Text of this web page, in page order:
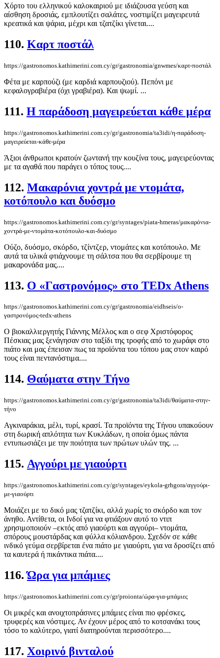
Χόρτο του ελληνικού καλοκαιριού με ιδιάζουσα γεύση και
αίσθηση δροσιάς, εμπλουτίζει σαλάτες, νοστιμίζει μαγειρευτά
κρεατικά και ψάρια, μέχρι και τζατζίκι γίνεται....
110. Καρτ ποστάλ
https://gastronomos.kathimerini.com.cy/gr/gastronomia/gnwmes/καρτ-ποστάλ
Φέτα με καρπούζι (με καρδιά καρπουζιού). Πεπόνι με
κεφαλογραβιέρα (όχι γραβιέρα). Και ψωμί. ...
111. Η παράδοση μαγειρεύεται κάθε μέρα
https://gastronomos.kathimerini.com.cy/gr/gastronomia/ta3idi/η-παράδοση-
μαγειρεύεται-κάθε-μέρα
Άξιοι άνθρωποι κρατούν ζωντανή την κουζίνα τους, μαγειρεύοντας
με τα αγαθά που παράγει ο τόπος τους....
112. Μακαρόνια χοντρά με ντομάτα,
κοτόπουλο και δυόσμο
https://gastronomos.kathimerini.com.cy/gr/syntages/piata-hmeras/μακαρόνια-
χοντρά-με-ντομάτα-κοτόπουλο-και-δυόσμο
Ούζο, δυόσμο, σκόρδο, τζίντζερ, ντομάτες και κοτόπουλο. Με
αυτά τα υλικά φτιάχνουμε τη σάλτσα που θα σερβίρουμε τη
μακαρονάδα μας....
113. Ο «Γαστρονόμος» στο TEDx Athens
https://gastronomos.kathimerini.com.cy/gr/gastronomia/eidhseis/ο-
γαστρονόμος-tedx-athens
Ο βιοκαλλιεργητής Γιάννης Μέλλος και ο σεφ Χριστόφορος
Πέσκιας μας ξενάγησαν στο ταξίδι της τροφής από το χωράφι στο
πιάτο και μας έπεισαν πως τα προϊόντα του τόπου μας στον καιρό
τους είναι πεντανόστιμα....
114. Θαύµατα στην Τήνο
https://gastronomos.kathimerini.com.cy/gr/gastronomia/ta3idi/θαύµατα-στην-
τήνο
Αγκιναράκια, µέλι, τυρί, κρασί. Τα προϊόντα της Τήνου υπακούουν
στη δωρική απλότητα των Κυκλάδων, η οποία όµως πάντα
εντυπωσιάζει µε την ποιότητα των πρώτων υλών της. ...
115. Αγγούρι με γιαούρτι
https://gastronomos.kathimerini.com.cy/gr/syntages/eykola-grhgora/αγγούρι-
με-γιαούρτι
Μοιάζει με το δικό μας τζατζίκι, αλλά χωρίς το σκόρδο και τον
άνηθο. Αντίθετα, οι Ινδοί για να φτιάξουν αυτό το ντιπ
χρησιμοποιούν –εκτός από γιαούρτι και αγγούρι– ντομάτα,
σπόρους μουστάρδας και φύλλα κόλιανδρου. Σχεδόν σε κάθε
ινδικό γεύμα σερβίρεται ένα πιάτο με γιαούρτι, για να δροσίζει από
τα καυτερά ή πικάντικα πιάτα....
116.Ώρα για μπάμιες
https://gastronomos.kathimerini.com.cy/gr/proionta/ώρα-για-μπάμιες
Οι μικρές και ανοιχτοπράσινες μπάμιες είναι πιο φρέσκες,
τρυφερές και νόστιμες. Αν έχουν μέρος από το κοτσανάκι τους
τόσο το καλύτερο, γιατί διατηρούνται περισσότερο....
117. Χοιρινό βινταλού